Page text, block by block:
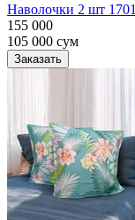
Наволочки 2 шт 1701
155 000
105 000 сум
Заказать